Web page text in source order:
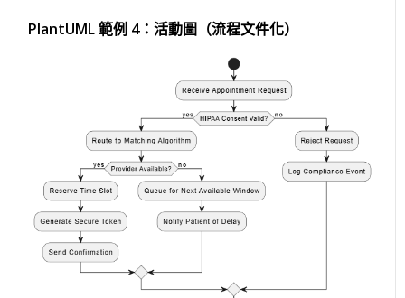
PlantUML 範例 4：活動圖（流程文件化）